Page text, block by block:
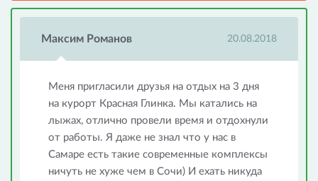
Максим Романов 20.08.2018
Меня пригласили друзья на отдых на 3 дня
на курорт Красная Глинка. Мы катались на
лыжах, отлично провели время и отдохнули
от работы. Я даже не знал что у нас в
Самаре есть такие современные комплексы
ничуть не хуже чем в Сочи) И ехать никуда